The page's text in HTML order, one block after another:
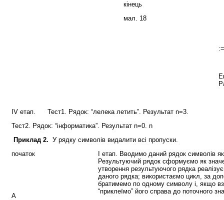
кінець
мал. 18
IV етап. Тест1. Рядок: “лелека летить”. Результат n=3.
Тест2. Рядок: “інформатика”. Результат n=0. n
Приклад 2. У рядку символів видалити всі пропуски.
початок
А
І етап. Вводимо даний рядок символів
Результуючий рядок сформуємо як
утворення результуючого рядка
даного рядка; використаємо цикл, за
братимемо по одному символу і, якщо
“приклеїмо” його справа до поточного